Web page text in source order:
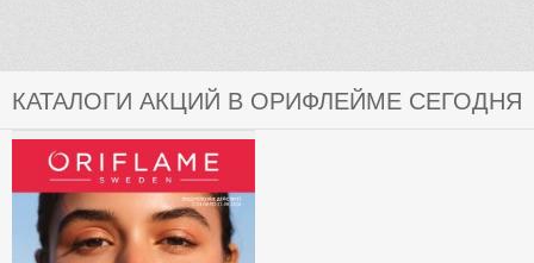
КАТАЛОГИ АКЦИЙ В ОРИФЛЕЙМЕ СЕГОДНЯ